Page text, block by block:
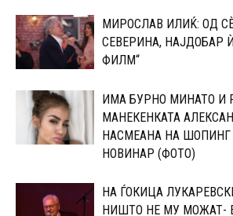
МИРОСЛАВ ИЛИЌ: ОД
СЕВЕРИНА, НАЈДОБАР
ФИЛМ“
ИМА БУРНО МИНАТО И
МАНЕКЕНКАТА
НАСМЕАНА НА
НОВИНАР (ФОТО)
НА ЃОКИЦА
НИШТО НЕ МУ МОЖАТ-